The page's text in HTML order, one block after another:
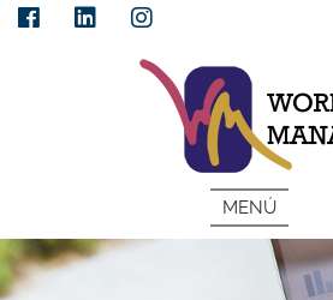
MENÚ